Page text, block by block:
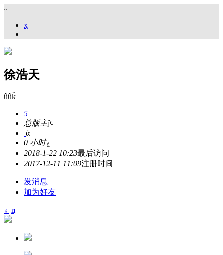
˵
ҳ
徐浩天
ûûǩ
5
总版主ǰȼ
ά
0 小时ۼ
2018-1-22 10:23最后访问
2017-12-11 11:09注册时间
发消息
加为好友
۽ ҵ